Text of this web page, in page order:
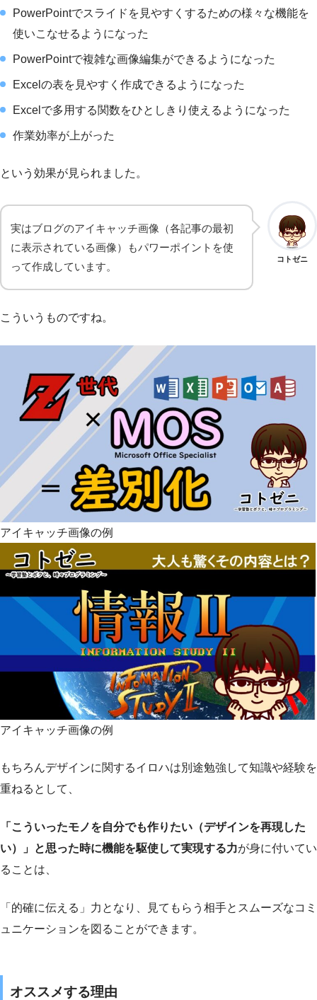
PowerPointでスライドを見やすくするための様々な機能を
使いこなせるようになった
PowerPointで複雑な画像編集ができるようになった
Excelの表を見やすく作成できるようになった
Excelで多用する関数をひとしきり使えるようになった
作業効率が上がった
という効果が見られました。
コトゼニ
実はブログのアイキャッチ画像（各記事の最初
に表示されている画像）もパワーポイントを使
って作成しています。
こういうものですね。
アイキャッチ画像の例
アイキャッチ画像の例
もちろんデザインに関するイロハは別途勉強して知識や経験を
重ねるとして、
「こういったモノを自分でも作りたい（デザインを再現した
い）」と思った時に機能を駆使して実現する力が身に付いてい
ることは、
「的確に伝える」力となり、見てもらう相手とスムーズなコミ
ュニケーションを図ることができます。
オススメする理由